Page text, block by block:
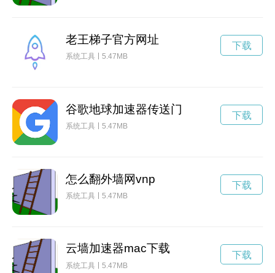
老王梯子官方网址
系统工具 5.47MB
下载
谷歌地球加速器传送门
系统工具 5.47MB
下载
怎么翻外墙网vnp
系统工具 5.47MB
下载
云墙加速器mac下载
系统工具 5.47MB
下载